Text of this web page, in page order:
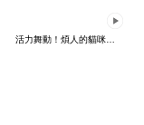
活力舞動！煩人的貓咪★迷你版 2